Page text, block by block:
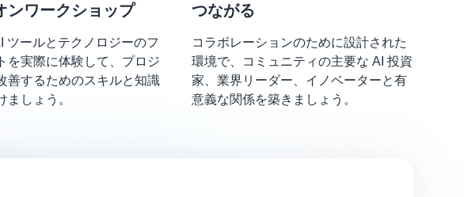
ンワークショップ
ツールとテクノロジーのフ
を実際に体験して、プロジ
善するためのスキルと知識
ましょう。
つながる
コラボレーションのために設計された
環境で、コミュニティの主要な AI 投資
家、業界リーダー、イノベーターと有
意義な関係を築きましょう。